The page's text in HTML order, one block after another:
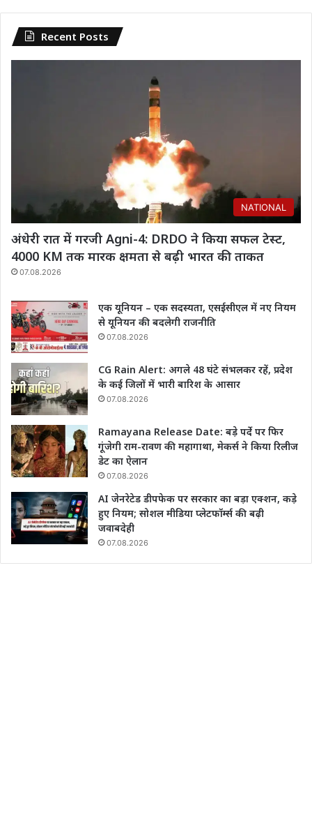
Recent Posts
NATIONAL
अंधेरी रात में गरजी Agni-4: DRDO ने किया सफल टेस्ट,
4000 KM तक मारक क्षमता से बढ़ी भारत की ताकत
07.08.2026
एक यूनियन – एक सदस्यता, एसईसीएल में नए नियम
से यूनियन की बदलेगी राजनीति
07.08.2026
CG Rain Alert: अगले 48 घंटे संभलकर रहें, प्रदेश
के कई जिलों में भारी बारिश के आसार
07.08.2026
Ramayana Release Date: बड़े पर्दे पर फिर
गूंजेगी राम-रावण की महागाथा, मेकर्स ने किया रिलीज
डेट का ऐलान
07.08.2026
AI जेनरेटेड डीपफेक पर सरकार का बड़ा एक्शन, कड़े
हुए नियम; सोशल मीडिया प्लेटफॉर्म्स की बढ़ी
जवाबदेही
07.08.2026